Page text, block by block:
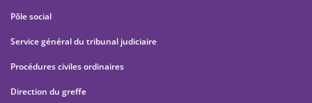
Pôle social
Service général du tribunal judiciaire
Procédures civiles ordinaires
Direction du greffe